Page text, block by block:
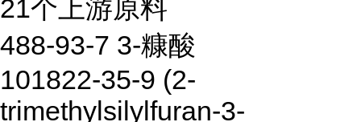
21个上游原料
488-93-7 3-糠酸
101822-35-9 (2-
trimethylsilylfuran-3-